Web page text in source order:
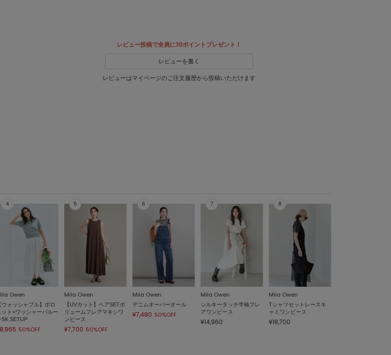
レビュー投稿で全員に30ポイントプレゼント！
レビューを書く
レビューはマイページのご注文履歴から投稿いただけます
Owen
ウォッシャブル】ポロ
ット×ワッシャーバルー
SK SETUP
50%OFF
Mila Owen
【UVカット】ベアSETボ
リュームフレアマキシワ
ンピース
¥7,700 50%OFF
Mila Owen
デニムオーバーオール
¥7,480 50%OFF
Mila Owen
シルキータッチ半袖フレ
アワンピース
¥14,960
Mila Owen
Tシャツセットレースキ
ャミワンピース
¥18,700